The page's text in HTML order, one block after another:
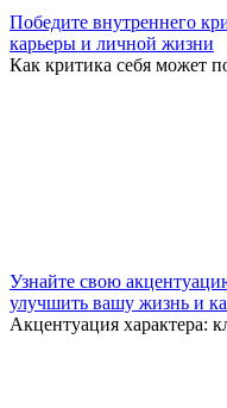
Победите внутреннего
карьеры и личной жизни
Как критика себя может
Узнайте свою
улучшить вашу жизнь и
Акцентуация характера: